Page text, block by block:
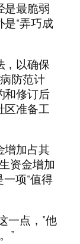
是最脆弱
“弄巧成
，以确保
防范计
和修订后
区准备工
增加占其
资金增加
项“值得
一点，”他
”